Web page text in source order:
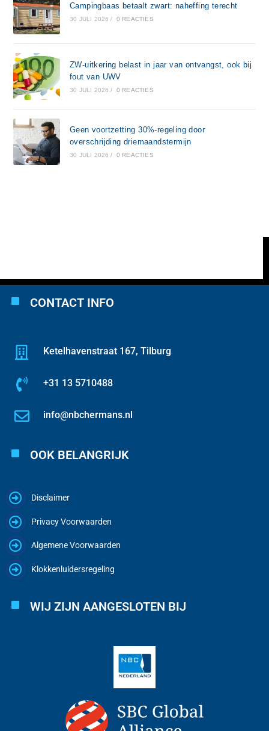
Campingbaas betaalt zwart: naheffing terecht
30 JULI 2026 / 0 REACTIES
ZW-uitkering belast in jaar van ontvangst, ook bij
fout van UWV
30 JULI 2026 / 0 REACTIES
Geen voortzetting 30%-regeling door
overschrijding driemaandstermijn
30 JULI 2026 / 0 REACTIES
CONTACT INFO
Ketelhavenstraat 167, Tilburg
+31 13 5710488
info@nbchermans.nl
OOK BELANGRIJK
Disclaimer
Privacy Voorwaarden
Algemene Voorwaarden
Klokkenluidersregeling
WIJ ZIJN AANGESLOTEN BIJ